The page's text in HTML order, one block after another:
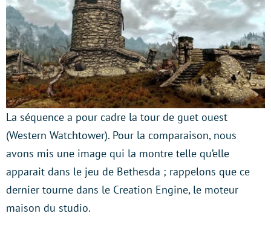
La séquence a pour cadre la tour de guet ouest
(Western Watchtower). Pour la comparaison, nous
avons mis une image qui la montre telle qu’elle
apparait dans le jeu de Bethesda ; rappelons que ce
dernier tourne dans le Creation Engine, le moteur
maison du studio.